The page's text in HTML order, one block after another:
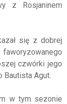
z Rosjaninem
się z dobrej
czwórki jego
Bautista Agut.
w tym sezonie